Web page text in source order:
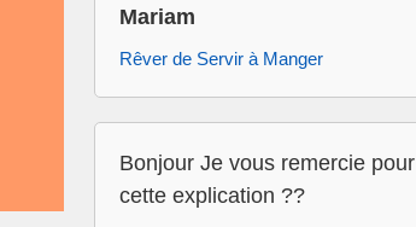
Mariam
Rêver de Servir à Manger
Bonjour Je vous remercie pour
cette explication ??